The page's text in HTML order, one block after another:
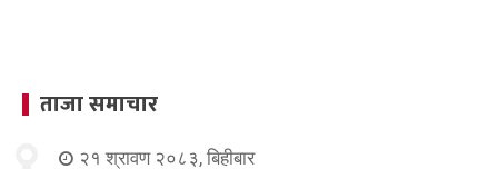
ताजा समाचार
२१ श्रावण २०८३, बिहीबार